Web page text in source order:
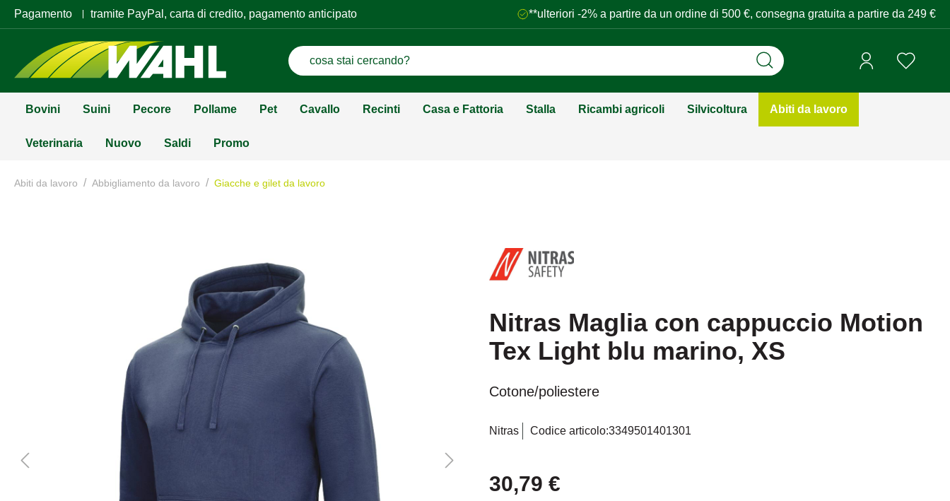
Pagamento tramite PayPal, carta di credito, pagamento anticipato **ulteriori -2% a partire da un ordine di 500 €, consegna gratuita a partire da 249 €
Bovini Suini Pecore Pollame Pet Cavallo Recinti Casa e Fattoria Stalla Ricambi agricoli Silvicoltura Abiti da lavoro
Veterinaria Nuovo Saldi Promo
Abiti da lavoro / Abbigliamento da lavoro / Giacche e gilet da lavoro
Nitras Maglia con cappuccio Motion
Tex Light blu marino, XS
Cotone/poliestere
Nitras Codice articolo:3349501401301
30,79 €